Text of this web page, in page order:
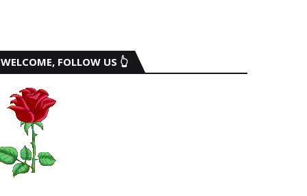
WELCOME, FOLLOW US 👆